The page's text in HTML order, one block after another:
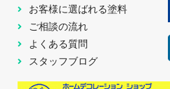
お客様に選ばれる塗料
ご相談の流れ
よくある質問
スタッフブログ